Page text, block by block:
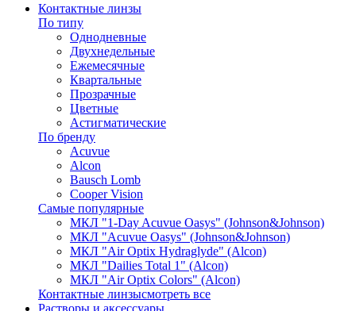
Контактные линзы
По типу
Однодневные
Двухнедельные
Ежемесячные
Квартальные
Прозрачные
Цветные
Астигматические
По бренду
Acuvue
Alcon
Bausch Lomb
Cooper Vision
Самые популярные
МКЛ "1-Day Acuvue Oasys" (Johnson&Johnson)
МКЛ "Acuvue Oasys" (Johnson&Johnson)
МКЛ "Air Optix Hydraglyde" (Alcon)
МКЛ "Dailies Total 1" (Alcon)
МКЛ "Air Optix Colors" (Alcon)
Контактные линзысмотреть все
Растворы и аксессуары